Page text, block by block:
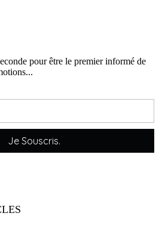
pour être le premier informé de
Je Souscris.